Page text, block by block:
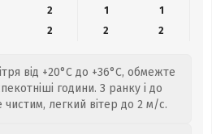
2 1
1
2 2 2
від +20°C до +36°C, обмежте
години. З ранку і до
легкий вітер до 2 м/с.